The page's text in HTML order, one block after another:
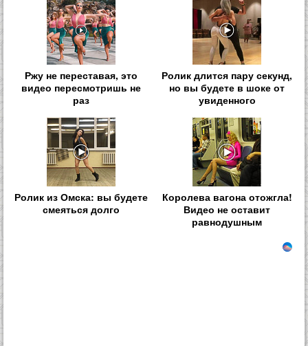
Ржу не переставая, это
видео пересмотришь не
раз
Ролик длится пару секунд,
но вы будете в шоке от
увиденного
Ролик из Омска: вы будете
смеяться долго
Королева вагона отожгла!
Видео не оставит
равнодушным